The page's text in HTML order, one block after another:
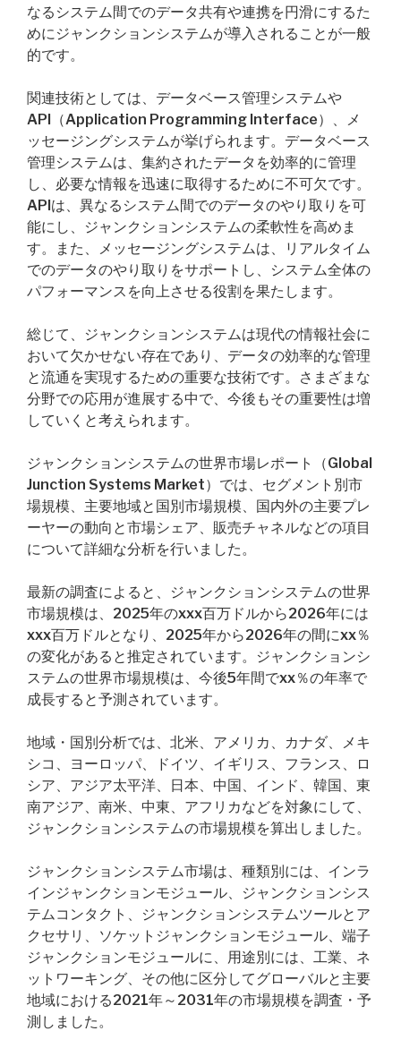
なるシステム間でのデータ共有や連携を円滑にするた
めにジャンクションシステムが導入されることが一般
的です。
関連技術としては、データベース管理システムや
API（Application Programming Interface）、メ
ッセージングシステムが挙げられます。データベース
管理システムは、集約されたデータを効率的に管理
し、必要な情報を迅速に取得するために不可欠です。
APIは、異なるシステム間でのデータのやり取りを可
能にし、ジャンクションシステムの柔軟性を高めま
す。また、メッセージングシステムは、リアルタイム
でのデータのやり取りをサポートし、システム全体の
パフォーマンスを向上させる役割を果たします。
総じて、ジャンクションシステムは現代の情報社会に
おいて欠かせない存在であり、データの効率的な管理
と流通を実現するための重要な技術です。さまざまな
分野での応用が進展する中で、今後もその重要性は増
していくと考えられます。
ジャンクションシステムの世界市場レポート（Global
Junction Systems Market）では、セグメント別市
場規模、主要地域と国別市場規模、国内外の主要プレ
ーヤーの動向と市場シェア、販売チャネルなどの項目
について詳細な分析を行いました。
最新の調査によると、ジャンクションシステムの世界
市場規模は、2025年のxxx百万ドルから2026年には
xxx百万ドルとなり、2025年から2026年の間にxx％
の変化があると推定されています。ジャンクションシ
ステムの世界市場規模は、今後5年間でxx％の年率で
成長すると予測されています。
地域・国別分析では、北米、アメリカ、カナダ、メキ
シコ、ヨーロッパ、ドイツ、イギリス、フランス、ロ
シア、アジア太平洋、日本、中国、インド、韓国、東
南アジア、南米、中東、アフリカなどを対象にして、
ジャンクションシステムの市場規模を算出しました。
ジャンクションシステム市場は、種類別には、インラ
インジャンクションモジュール、ジャンクションシス
テムコンタクト、ジャンクションシステムツールとア
クセサリ、ソケットジャンクションモジュール、端子
ジャンクションモジュールに、用途別には、工業、ネ
ットワーキング、その他に区分してグローバルと主要
地域における2021年～2031年の市場規模を調査・予
測しました。